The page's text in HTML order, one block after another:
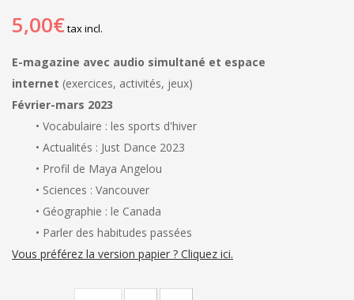
5,00€tax incl.
E-magazine avec audio simultané et espace
internet (exercices, activités, jeux)
Février-mars 2023
• Vocabulaire : les sports d'hiver
• Actualités : Just Dance 2023
• Profil de Maya Angelou
• Sciences : Vancouver
• Géographie : le Canada
• Parler des habitudes passées
Vous préférez la version papier ? Cliquez ici.